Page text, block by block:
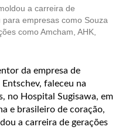
a carreira de
empresas como Souza
como Amcham, AHK,
da empresa de
faleceu na
no Hospital Sugisawa, em
e brasileiro de coração,
a carreira de gerações